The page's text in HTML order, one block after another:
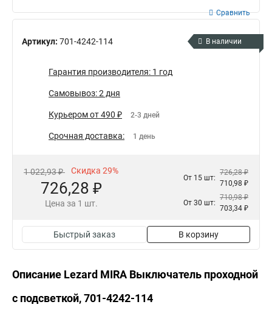
Артикул: 701-4242-114
Сравнить
В наличии
Гарантия производителя: 1 год
Самовывоз: 2 дня
Курьером от 490 ₽ 2-3 дней
Срочная доставка: 1 день
1 022,93 ₽ Скидка 29%
726,28 ₽
Цена за 1 шт.
От 15 шт:
726,28 ₽
710,98 ₽
От 30 шт:
710,98 ₽
703,34 ₽
Быстрый заказ В корзину
Описание Lezard MIRA Выключатель проходной
с подсветкой, 701-4242-114